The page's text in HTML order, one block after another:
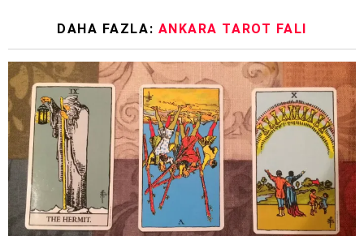
DAHA FAZLA: ANKARA TAROT FALI